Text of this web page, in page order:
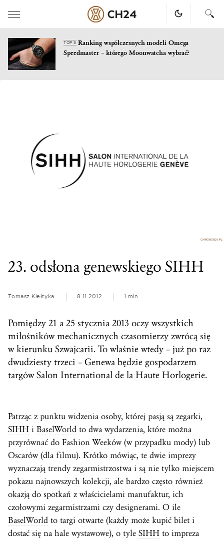
TOP 5Ranking współczesnych modeli Omega
Speedmaster – którego Moonwatcha wybrać?
23. odsłona genewskiego SIHH
Tomasz Kiełtyka 8.11.2012 1 min.
Pomiędzy 21 a 25 stycznia 2013 oczy wszystkich
miłośników mechanicznych czasomierzy zwrócą się
w kierunku Szwajcarii. To właśnie wtedy – już po raz
dwudziesty trzeci – Genewa będzie gospodarzem
targów Salon International de la Haute Horlogerie.
Patrząc z punktu widzenia osoby, której pasją są zegarki,
SIHH i BaselWorld to dwa wydarzenia, które można
przyrównać do Fashion Weeków (w przypadku mody) lub
Oscarów (dla filmu). Krótko mówiąc, te dwie imprezy
wyznaczają trendy zegarmistrzostwa i są nie tylko miejscem
pokazu najnowszych kolekcji, ale bardzo często również
okazją do spotkań z właścicielami manufaktur, ich
czołowymi zegarmistrzami czy designerami. O ile
BaselWorld to targi otwarte (każdy może kupić bilet i
dostać się na hale wystawowe), o tyle SIHH to impreza